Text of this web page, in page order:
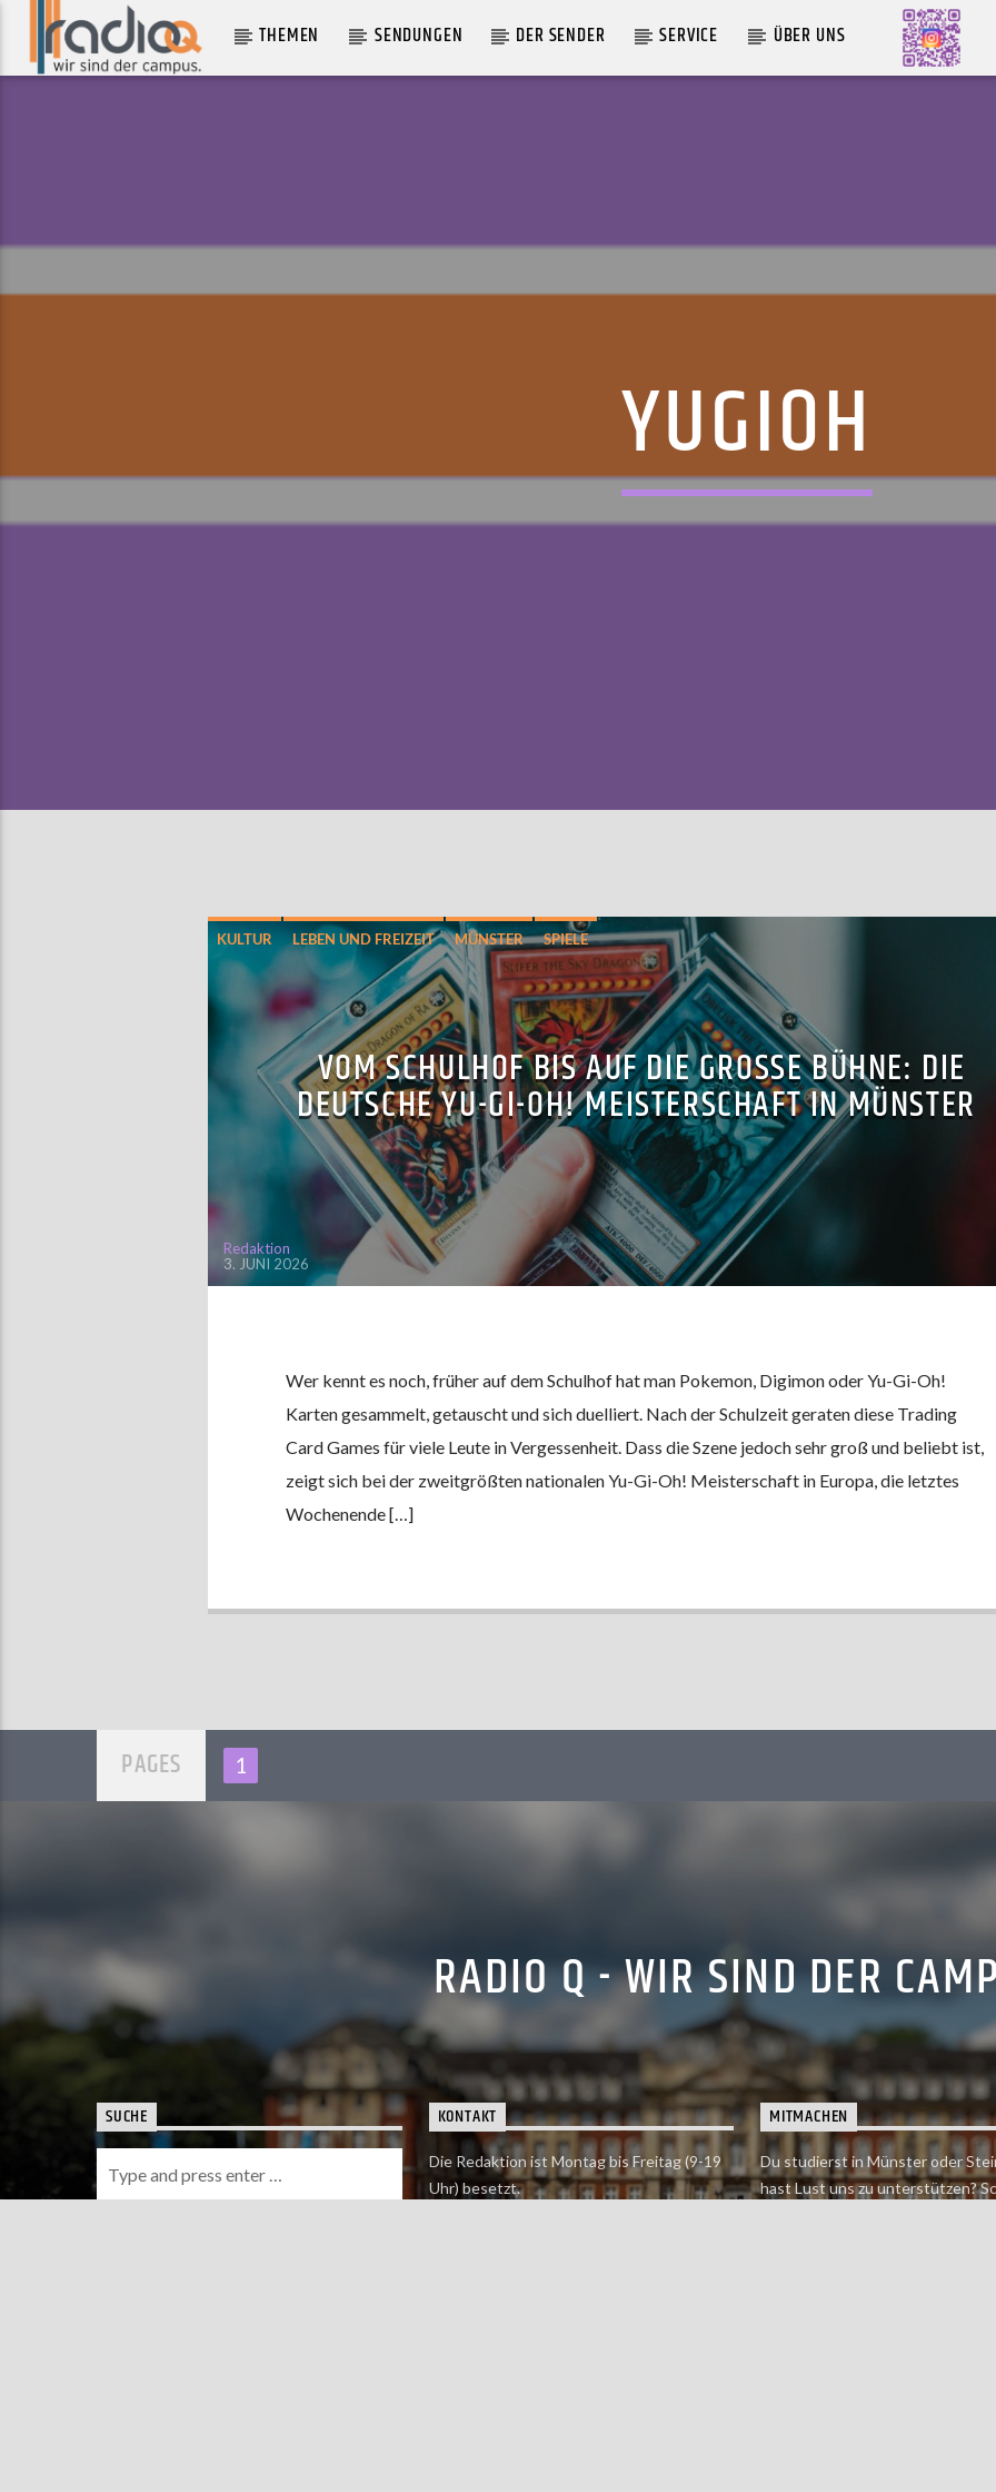
THEMEN SENDUNGEN DER SENDER SERVICE ÜBER UNS
YUGIOH
KULTUR LEBEN UND FREIZEIT MÜNSTER SPIELE
VOM SCHULHOF BIS AUF DIE GROSSE BÜHNE: DIE D
EUTSCHE YU-GI-OH! MEISTERSCHAFT IN MÜNSTER
Redaktion
3. JUNI 2026
Wer kennt es noch, früher auf dem Schulhof hat man Pokemon, Digimon oder Yu-Gi-Oh!
Karten gesammelt, getauscht und sich duelliert. Nach der Schulzeit geraten diese Trading
Card Games für viele Leute in Vergessenheit. Dass die Szene jedoch sehr groß und beliebt ist,
zeigt sich bei der zweitgrößten nationalen Yu-Gi-Oh! Meisterschaft in Europa, die letztes
Wochenende […]
PAGES 1
RADIO Q - WIR SIND DER
SUCHE KONTAKT
Die Redaktion ist Montag bis Freitag (9-19
Uhr) besetzt.
MITMACHEN
Du studierst in Münster oder
hast Lust uns zu unterstützen?